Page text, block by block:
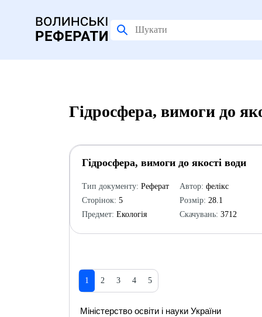
Гідросфера, вимоги до
Гідросфера, вимоги до якості води
Тип документу: Реферат
Сторінок: 5
Предмет: Екологія
Автор: фелікс
Розмір: 28.1
Скачувань: 3712
1 2 3 4 5
Міністерство освіти і науки України